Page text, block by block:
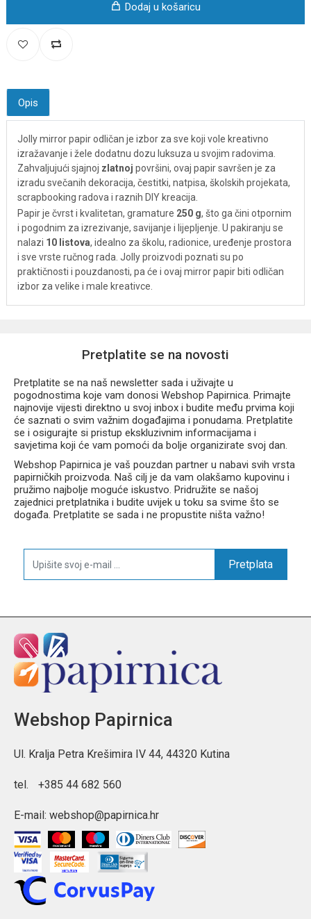
Dodaj u košaricu
Opis
Jolly mirror papir odličan je izbor za sve koji vole kreativno
izražavanje i žele dodatnu dozu luksuza u svojim radovima.
Zahvaljujući sjajnoj zlatnoj površini, ovaj papir savršen je za
izradu svečanih dekoracija, čestitki, natpisa, školskih projekata,
scrapbooking radova i raznih DIY kreacija.
Papir je čvrst i kvalitetan, gramature 250 g, što ga čini otpornim
i pogodnim za izrezivanje, savijanje i lijepljenje. U pakiranju se
nalazi 10 listova, idealno za školu, radionice, uređenje prostora
i sve vrste ručnog rada. Jolly proizvodi poznati su po
praktičnosti i pouzdanosti, pa će i ovaj mirror papir biti odličan
izbor za velike i male kreativce.
Pretplatite se na novosti
Pretplatite se na naš newsletter sada i uživajte u
pogodnostima koje vam donosi Webshop Papirnica. Primajte
najnovije vijesti direktno u svoj inbox i budite među prvima koji
će saznati o svim važnim događajima i ponudama. Pretplatite
se i osigurajte si pristup ekskluzivnim informacijama i
savjetima koji će vam pomoći da bolje organizirate svoj dan.
Webshop Papirnica je vaš pouzdan partner u nabavi svih vrsta
papirničkih proizvoda. Naš cilj je da vam olakšamo kupovinu i
pružimo najbolje moguće iskustvo. Pridružite se našoj
zajednici pretplatnika i budite uvijek u toku sa svime što se
događa. Pretplatite se sada i ne propustite ništa važno!
Pretplata
Webshop Papirnica
Ul. Kralja Petra Krešimira IV 44, 44320 Kutina
tel. +385 44 682 560
E-mail: webshop@papirnica.hr